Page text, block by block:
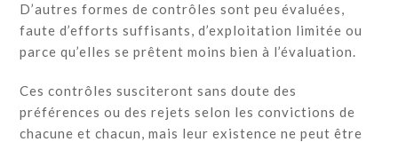
D’autres formes de contrôles sont peu évaluées,
faute d’efforts suffisants, d’exploitation limitée ou
parce qu’elles se prêtent moins bien à l’évaluation.
Ces contrôles susciteront sans doute des
préférences ou des rejets selon les convictions de
chacune et chacun, mais leur existence ne peut être